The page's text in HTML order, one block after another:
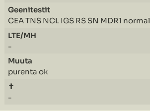
CEA TNS NCL IGS RS SN MDR1 normal
-
purenta ok
-